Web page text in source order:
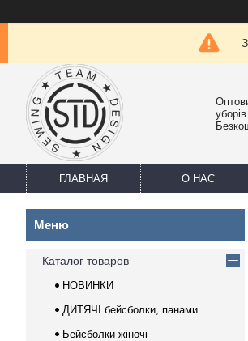
ГЛАВНАЯ О НАС
Каталог товаров
НОВИНКИ
ДИТЯЧІ бейсболки, панами
Бейсболки жіночі